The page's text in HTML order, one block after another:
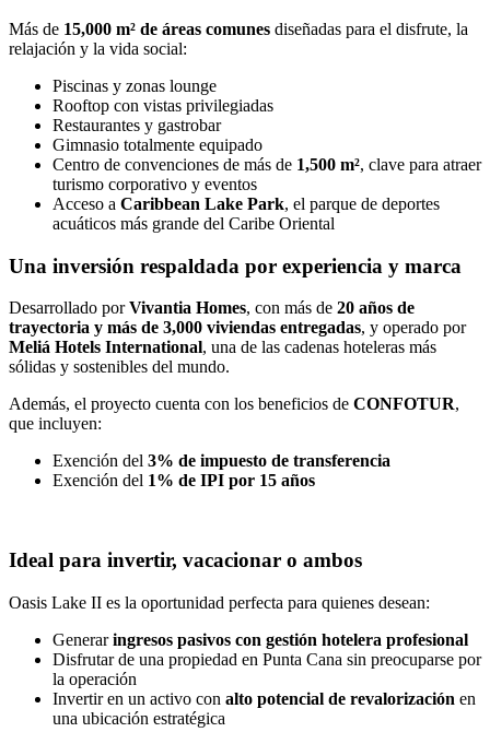
Más de 15,000 m² de áreas comunes diseñadas para el disfrute, la
relajación y la vida social:
Piscinas y zonas lounge
Rooftop con vistas privilegiadas
Restaurantes y gastrobar
Gimnasio totalmente equipado
Centro de convenciones de más de 1,500 m², clave para atraer
turismo corporativo y eventos
Acceso a Caribbean Lake Park, el parque de deportes
acuáticos más grande del Caribe Oriental
Una inversión respaldada por experiencia y marca
Desarrollado porVivantia Homes, con más de 20 años de
trayectoria y más de 3,000 viviendas entregadas, y operado por
Meliá Hotels International, una de las cadenas hoteleras más
sólidas y sostenibles del mundo.
Además, el proyecto cuenta con los beneficios de CONFOTUR,
que incluyen:
Exención del 3% de impuesto de transferencia
Exención del 1% de IPI por 15 años
Ideal para invertir, vacacionar o ambos
Oasis Lake II es la oportunidad perfecta para quienes desean:
Generaringresos pasivos con gestión hotelera profesional
Disfrutar de una propiedad en Punta Cana sin preocuparse por
la operación
Invertir en un activo con alto potencial de revalorización en
una ubicación estratégica